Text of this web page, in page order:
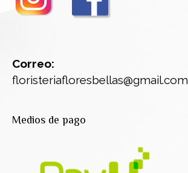
Correo:
floristeriafloresbellas@gmail.com
Medios de pago